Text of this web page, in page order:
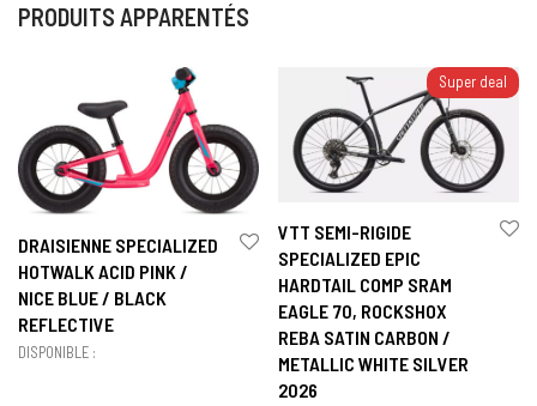
PRODUITS APPARENTÉS
DRAISIENNE SPECIALIZED
HOTWALK ACID PINK /
NICE BLUE / BLACK
REFLECTIVE
DISPONIBLE :
Super deal
VTT SEMI-RIGIDE
SPECIALIZED EPIC
HARDTAIL COMP SRAM
EAGLE 70, ROCKSHOX
REBA SATIN CARBON /
METALLIC WHITE SILVER
2026